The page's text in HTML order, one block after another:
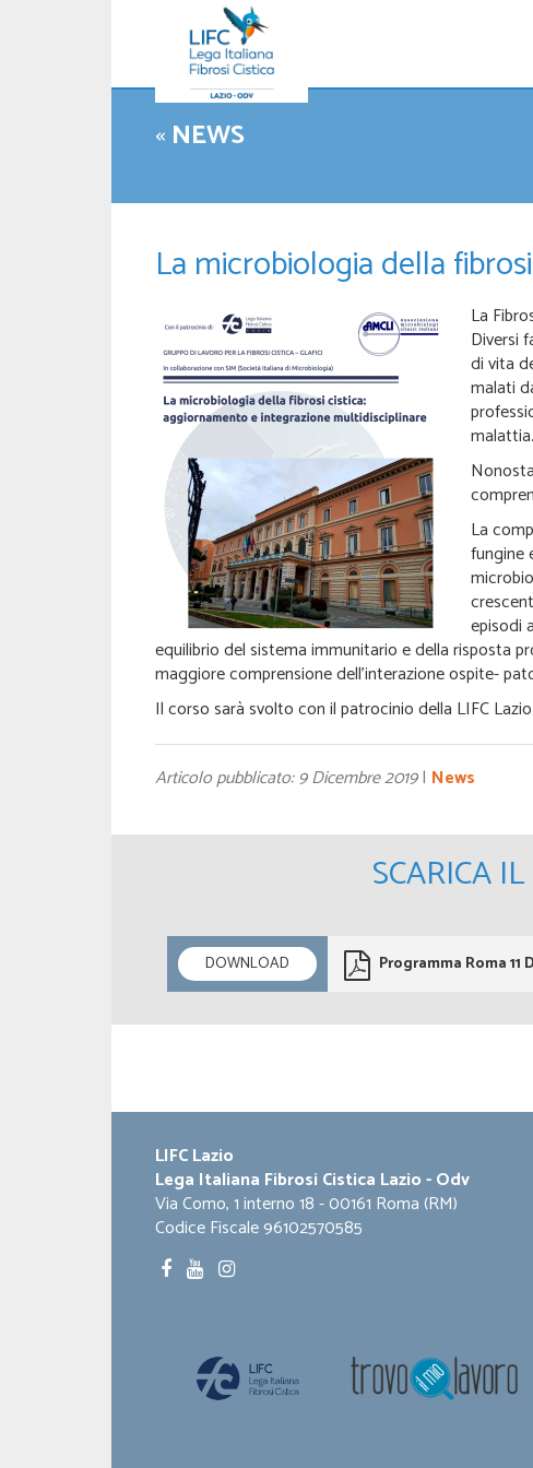
« NEWS
La microbiologia della
La
Diversi
di vita
malati
malattia.
La
fungine
episodi
equilibrio del sistema immunitario e della risposta
maggiore comprensione dell’interazione ospite-
Il corso sarà svolto con il patrocinio della LIFC
Articolo pubblicato: 9 Dicembre 2019| News
SCARICA
DOWNLOAD Programma Roma 11
LIFC Lazio
Lega Italiana Fibrosi Cistica Lazio - Odv
Via Como, 1 interno 18 - 00161 Roma (RM)
Codice Fiscale 96102570585